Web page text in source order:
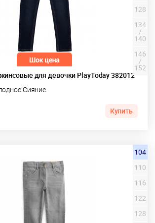
для девочки PlayToday 382012
Сияние
128
134
/
140
146
/
152
Купить
104
110
116
122
128